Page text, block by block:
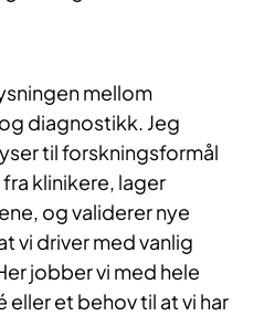
mellom
diagnostikk. Jeg
til forskningsformål
klinikere, lager
og validerer nye
vi driver med vanlig
jobber vi med hele
eller et behov til at vi har